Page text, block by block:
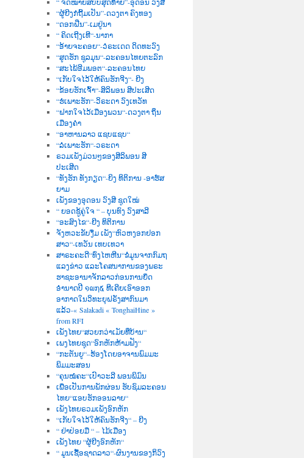
“ຜູ້ຍີງກໍຖີ້ມເປັນ”-ດວງຕາ ຄົງທອງ
“ດອກຝີ່ນ”-ເມຢູ່ນາ
“ ຄິດເຖີງເທີ“-ນາກາ
“ອ້າຍຈະຄອຍ“-ວໍຣະເດດ ດິດທະວົງ
“ສູດຮັກ ຊຸລມຸນ“-ລະຄອນໄທຍຕະລົກ
“ສະໄພ້ອີມພອຕ“-ລະຄອນໄທຍ
“ເກັບໃຈໄວ້ໃຫ້ຄົນຮັກຈີງ“- ຍີງ
“ຂ້ອຍຮັກເຈົ້າ“-ສິລິພອນ ສີປະເສີດ
“ຮໍເພາະຮັກ“-ວິຣະດາ ວົງເທວັທ
“ຝາກໃຈໄວ້ເມືອງພວນ“-ດວງຕາ ຖິ່ນ
ເມືອງຄຳ
“ອາຫານລາວ ແຊບແຊບ“
“ລໍເພາະຮັກ“-ວຣະດາ
ຣວມເພັງມ່ວນໆຂອງສີລິພອນ ສີ
ປະເສີດ
“ທັງຮັກ ທັງກຽດ“-ຍິງ ທິຕິການ -ອາຮ໌ສ
ຍາມ
ເພັງຂອງອຸດອນ ວົງສີ ຊຸດໃໝ່
“ ຍອດຊູ້ຄູ່ໃຈ “ – ບຸນທົງ ວົງສາລີ
“ອະສົງໄຂ“-ຍີງ ທິຕິການ
ຈັງຫວະຂັບງື່ມ ເພັງ“ຫົວຫງອກຢອກ
ສາວ“-ເທວັນ ເທບເທວາ
ສາຣະຄະດີ“ທົ່ງໄຫຫີນ“ຂໍ່ມູນຈາກກົມຖ
ແລງຂ່າວ ແລະໂຄສນາການຂອງພຣະ
ຮາຊະອານາຈັກລາວກ່ອນການຍຶດ
ອຳນາດປີ ໑໙໗໕ ທີເຄີຍເອົາອອກ
ອາກາດໃນວິທະຍຸຝຣັ່ງສາກົນມາ
ແລ້ວ-« Salakadi « TonghaiHine »
from RFI
ເພັງໄທຍ“ສວຍກວ່າເມັຍທີ່ບ້ານ“
ເພງໄທຍຊຸດ“ອົກຫັກຫ້າມຟັງ“
“ກະຕັນຍູ“–ຮ້ອງໂດຍອາຈານພົມມະ
ພິມມະສອນ
“ຄຸນໝໍຄະ“ເປົາວະລີ ພອນພິມົນ
ເພື່ອເປັນການພັກຜ່ອນ ຮັບຊົມລະຄອນ
ໄທຍ“ແອບຮັກອອນລາຍ“
ເພັງໄທຍຣວມເພັງອົກຫັກ
“ເກັບໃຈໄວ້ໃຫ້ຄົນຮັກຈີງ“ – ຍີງ
“ ຢ່າປ່ອຍມື “ – ໄມ້ເມືອງ
ເພັງໄທຍ “ຜູ້ຍີງອົກຫັກ“
“ ມູນເຊື້ອຊາດລາວ“-ຜົນງານຂອງກິວົງ